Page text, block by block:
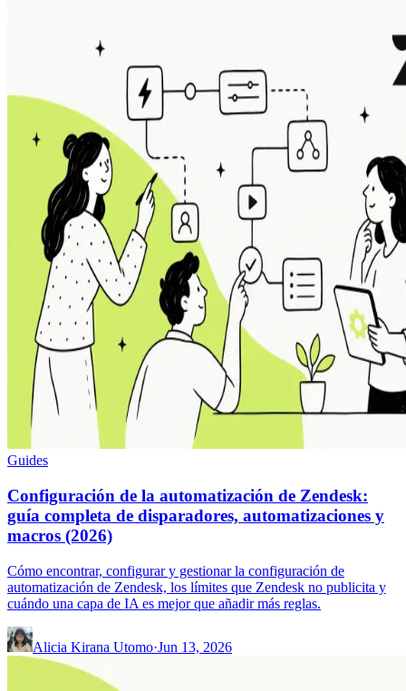
Guides
Configuración de la automatización de Zendesk:
guía completa de disparadores, automatizaciones y
macros (2026)
Cómo encontrar, configurar y gestionar la configuración de
automatización de Zendesk, los límites que Zendesk no publicita y
cuándo una capa de IA es mejor que añadir más reglas.
Alicia Kirana Utomo·Jun 13, 2026